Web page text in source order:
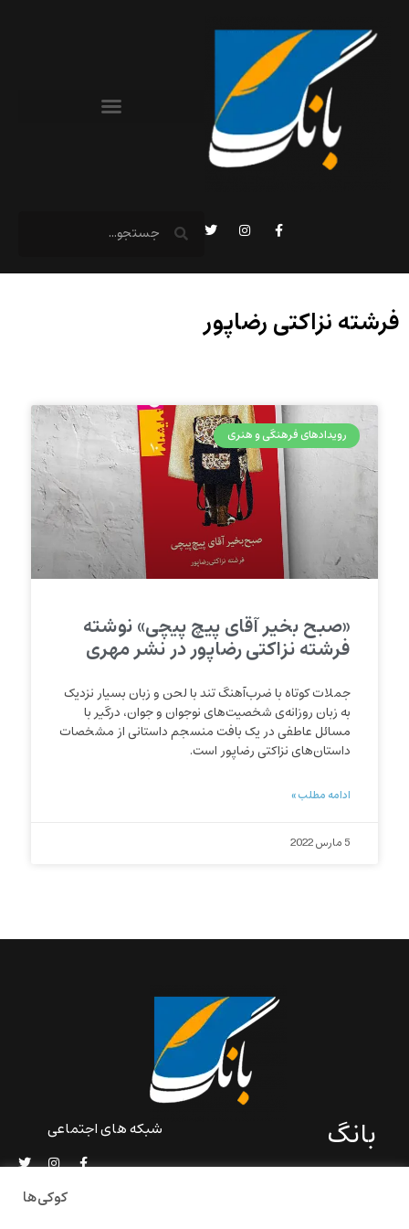
فرشته نزاکتی‌ رضاپور
رویدادهای فرهنگی و هنری
«صبح بخیر آقای پیچ پیچی» نوشته
فرشته نزاکتی‌ رضاپور در نشر مهری
جملات کوتاه با ضرب‌آهنگ تند با لحن و زبان بسیار نزدیک
به زبان روزانه‌ی شخصیت‌های نوجوان و جوان، درگیر با
مسائل عاطفی در یک بافت منسجم داستانی از مشخصات
داستان‌های نزاکتی رضاپور است.
ادامه مطلب »
5 مارس 2022
بانگ شبکه های اجتماعی
کوکی‌ها